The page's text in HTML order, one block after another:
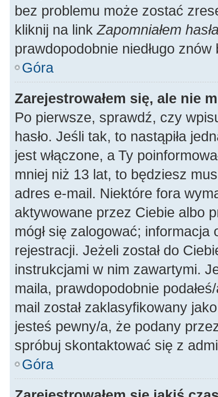
bez problemu może zostać
kliknij na link Zapomniałem
prawdopodobnie niedługo
Góra
Zarejestrowałem się, ale nie
Po pierwsze, sprawdź, czy
hasło. Jeśli tak, to nastąpiła
jest włączone, a Ty
mniej niż 13 lat, to będziesz
adres e-mail. Niektóre fora
aktywowane przez Ciebie albo
mógł się zalogować;
rejestracji. Jeżeli został do
instrukcjami w nim zawartymi.
maila, prawdopodobnie
mail został zaklasyfikowany
jesteś pewny/a, że podany
spróbuj skontaktować się z
Góra